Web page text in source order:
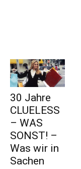
30 Jahre
CLUELESS
– WAS
SONST! –
Was wir in
Sachen